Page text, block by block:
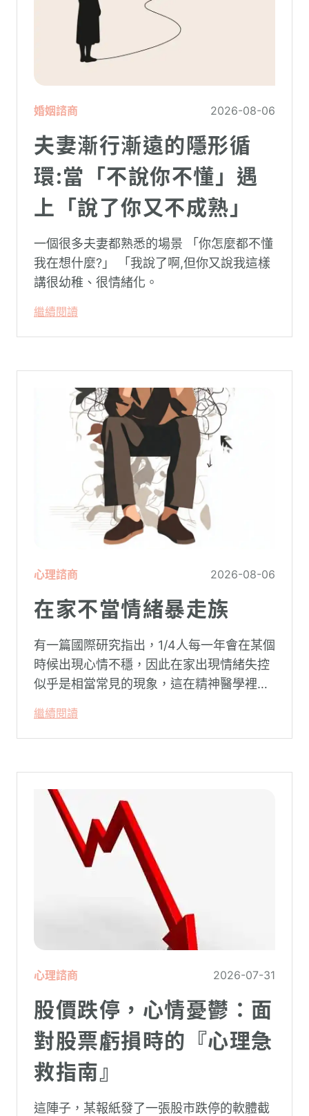
婚姻諮商 2026-08-06
夫妻漸行漸遠的隱形循
環:當「不說你不懂」遇
上「說了你又不成熟」
一個很多夫妻都熟悉的場景 「你怎麼都不懂
我在想什麼?」 「我說了啊,但你又說我這樣
講很幼稚、很情緒化。
繼續閱讀
心理諮商 2026-08-06
在家不當情緒暴走族
有一篇國際研究指出，1/4人每一年會在某個
時候出現心情不穩，因此在家出現情緒失控
似乎是相當常見的現象，這在精神醫學裡不
系統在長久使用之下，突然在某一次需要處
理更高層次的資料時，電腦呈現當機現象，
造成重大影響。
繼續閱讀
心理諮商 2026-07-31
股價跌停，心情憂鬱：面
對股票虧損時的『心理急
救指南』
這陣子，某報紙發了一張股市跌停的軟體截